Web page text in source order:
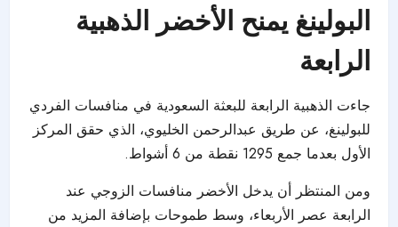
البولينغ يمنح الأخضر الذهبية
الرابعة
جاءت الذهبية الرابعة للبعثة السعودية في منافسات الفردي
للبولينغ، عن طريق عبدالرحمن الخليوي، الذي حقق المركز
الأول بعدما جمع 1295 نقطة من 6 أشواط.
ومن المنتظر أن يدخل الأخضر منافسات الزوجي عند
الرابعة عصر الأربعاء، وسط طموحات بإضافة المزيد من